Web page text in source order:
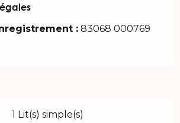
: 83068 000769
1 Lit(s) simple(s)